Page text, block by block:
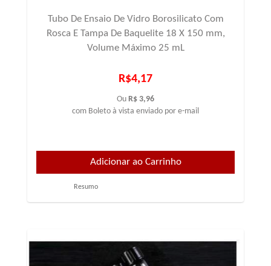
Tubo De Ensaio De Vidro Borosilicato Com
Rosca E Tampa De Baquelite 18 X 150 mm,
Volume Máximo 25 mL
R$4,17
Ou R$ 3,96
com Boleto à vista enviado por e-mail
Resumo